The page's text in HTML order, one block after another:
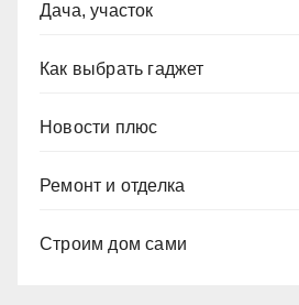
Дача, участок
Как выбрать гаджет
Новости плюс
Ремонт и отделка
Строим дом сами